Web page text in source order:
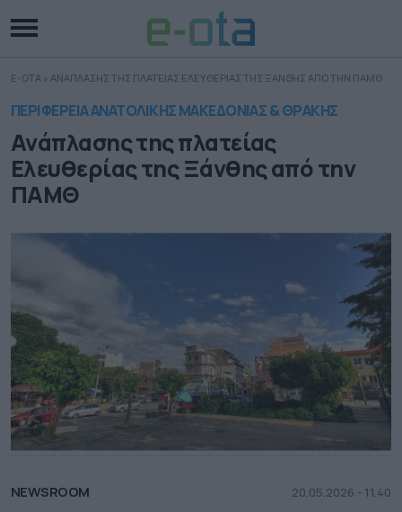
E-OTA » ΑΝΑΠΛΑΣΗΣ ΤΗΣ ΠΛΑΤΕΙΑΣ ΕΛΕΥΘΕΡΙΑΣ ΤΗΣ ΞΑΝΘΗΣ ΑΠΟ ΤΗΝ ΠΑΜΘ
ΠΕΡΙΦΕΡΕΙΑ ΑΝΑΤΟΛΙΚΗΣ ΜΑΚΕΔΟΝΙΑΣ & ΘΡΑΚΗΣ
Ανάπλασης της πλατείας
Ελευθερίας της Ξάνθης από την
ΠΑΜΘ
NEWSROOM 20.05.2026 - 11.40